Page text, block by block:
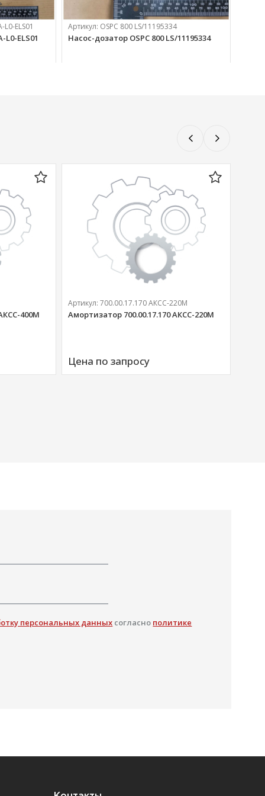
L0-ELS01
L0-ELS01
Артикул: OSPC 800 LS/11195334
Насос-дозатор OSPC 800 LS/11195334
400М
Артикул:700.00.17.170 АКСС-220М
Амортизатор 700.00.17.170 АКСС-220М
Цена по запросу
персональных данных согласно политике